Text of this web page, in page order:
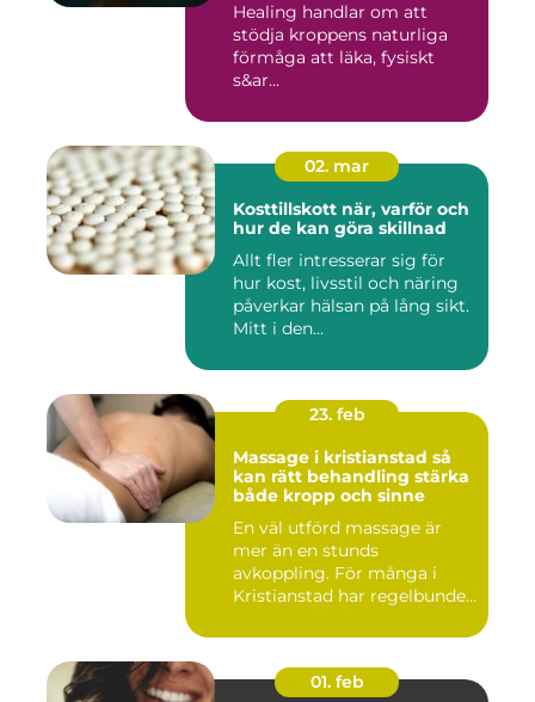
Healing handlar om att
stödja kroppens naturliga
förmåga att läka, fysiskt
s&ar...
02. mar
Kosttillskott när, varför och
hur de kan göra skillnad
Allt fler intresserar sig för
hur kost, livsstil och näring
påverkar hälsan på lång sikt.
Mitt i den...
23. feb
Massage i kristianstad så
kan rätt behandling stärka
både kropp och sinne
En väl utförd massage är
mer än en stunds
avkoppling. För många i
Kristianstad har regelbunden
01. feb